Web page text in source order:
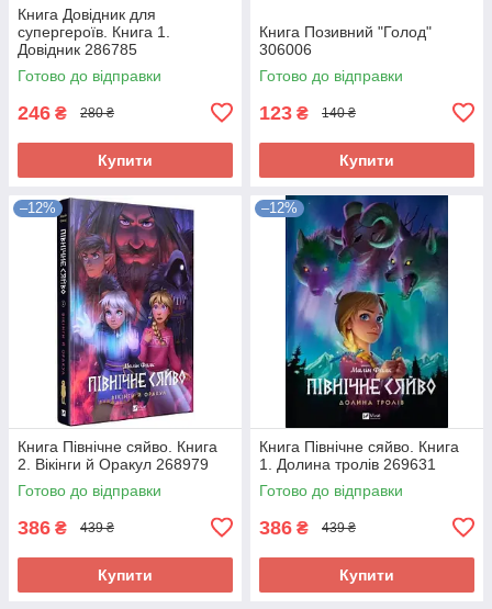
Книга Довідник для
супергероїв. Книга 1.
Довідник 286785
Готово до відправки
246 ₴ 280 ₴
Купити
Книга Позивний "Голод"
306006
Готово до відправки
123 ₴ 140 ₴
Купити
–12%
Книга Північне сяйво. Книга
2. Вікінги й Оракул 268979
Готово до відправки
386 ₴ 439 ₴
Купити
–12%
Книга Північне сяйво. Книга
1. Долина тролів 269631
Готово до відправки
386 ₴ 439 ₴
Купити